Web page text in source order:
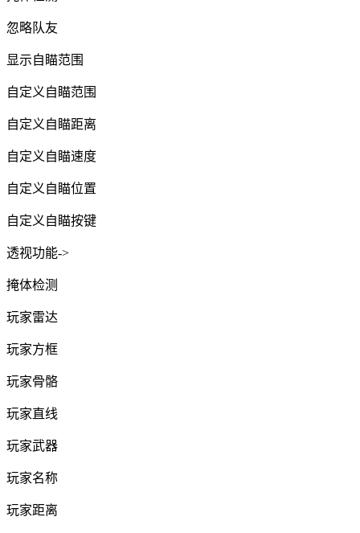
忽略队友
显示自瞄范围
自定义自瞄范围
自定义自瞄距离
自定义自瞄速度
自定义自瞄位置
自定义自瞄按键
透视功能->
掩体检测
玩家雷达
玩家方框
玩家骨骼
玩家直线
玩家武器
玩家名称
玩家距离